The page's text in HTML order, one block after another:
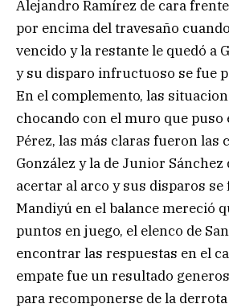
Alejandro Ramírez de cara
por encima del travesaño
vencido y la restante le quedó a
y su disparo infructuoso se fue
En el complemento, las
chocando con el muro que puso
Pérez, las más claras fueron las
González y la de Junior
acertar al arco y sus disparos se
Mandiyú en el balance mereció
puntos en juego, el elenco de
encontrar las respuestas en el
empate fue un resultado
para recomponerse de la